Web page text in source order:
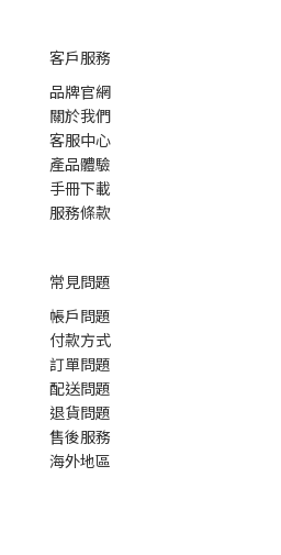
客戶服務
品牌官網
關於我們
客服中心
產品體驗
手冊下載
服務條款
常見問題
帳戶問題
付款方式
訂單問題
配送問題
退貨問題
售後服務
海外地區